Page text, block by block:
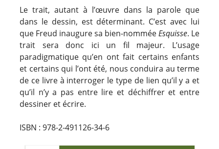
Le trait, autant à l’œuvre dans la parole que
dans le dessin, est déterminant. C’est avec lui
que Freud inaugure sa bien-nomméeEsquisse. Le
trait sera donc ici un fil majeur. L’usage
paradigmatique qu’en ont fait certains enfants
et certains qui l’ont été, nous conduira au terme
de ce livre à interroger le type de lien qu’il y a et
qu’il n’y a pas entre lire et déchiffrer et entre
dessiner et écrire.
ISBN : 978-2-491126-34-6